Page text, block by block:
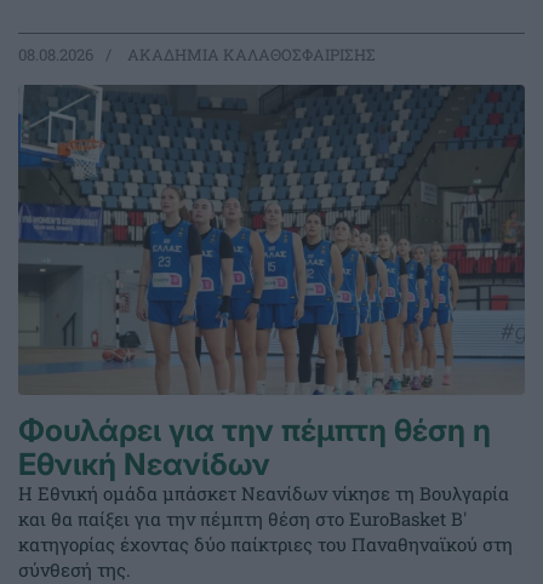
08.08.2026 ΑΚΑΔΗΜΙΑ ΚΑΛΑΘΟΣΦΑΙΡΙΣΗΣ
Φουλάρει για την πέμπτη θέση η
Εθνική Νεανίδων
Η Εθνική ομάδα μπάσκετ Νεανίδων νίκησε τη Βουλγαρία
και θα παίξει για την πέμπτη θέση στο EuroBasket Β'
κατηγορίας έχοντας δύο παίκτριες του Παναθηναϊκού στη
σύνθεσή της.